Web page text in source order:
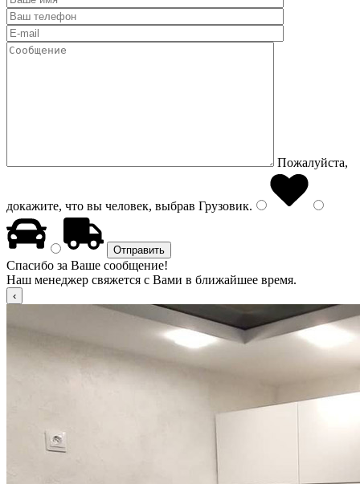
Пожалуйста,
докажите, что вы человек, выбрав Грузовик.
Спасибо за Ваше сообщение!
Наш менеджер свяжется с Вами в ближайшее время.